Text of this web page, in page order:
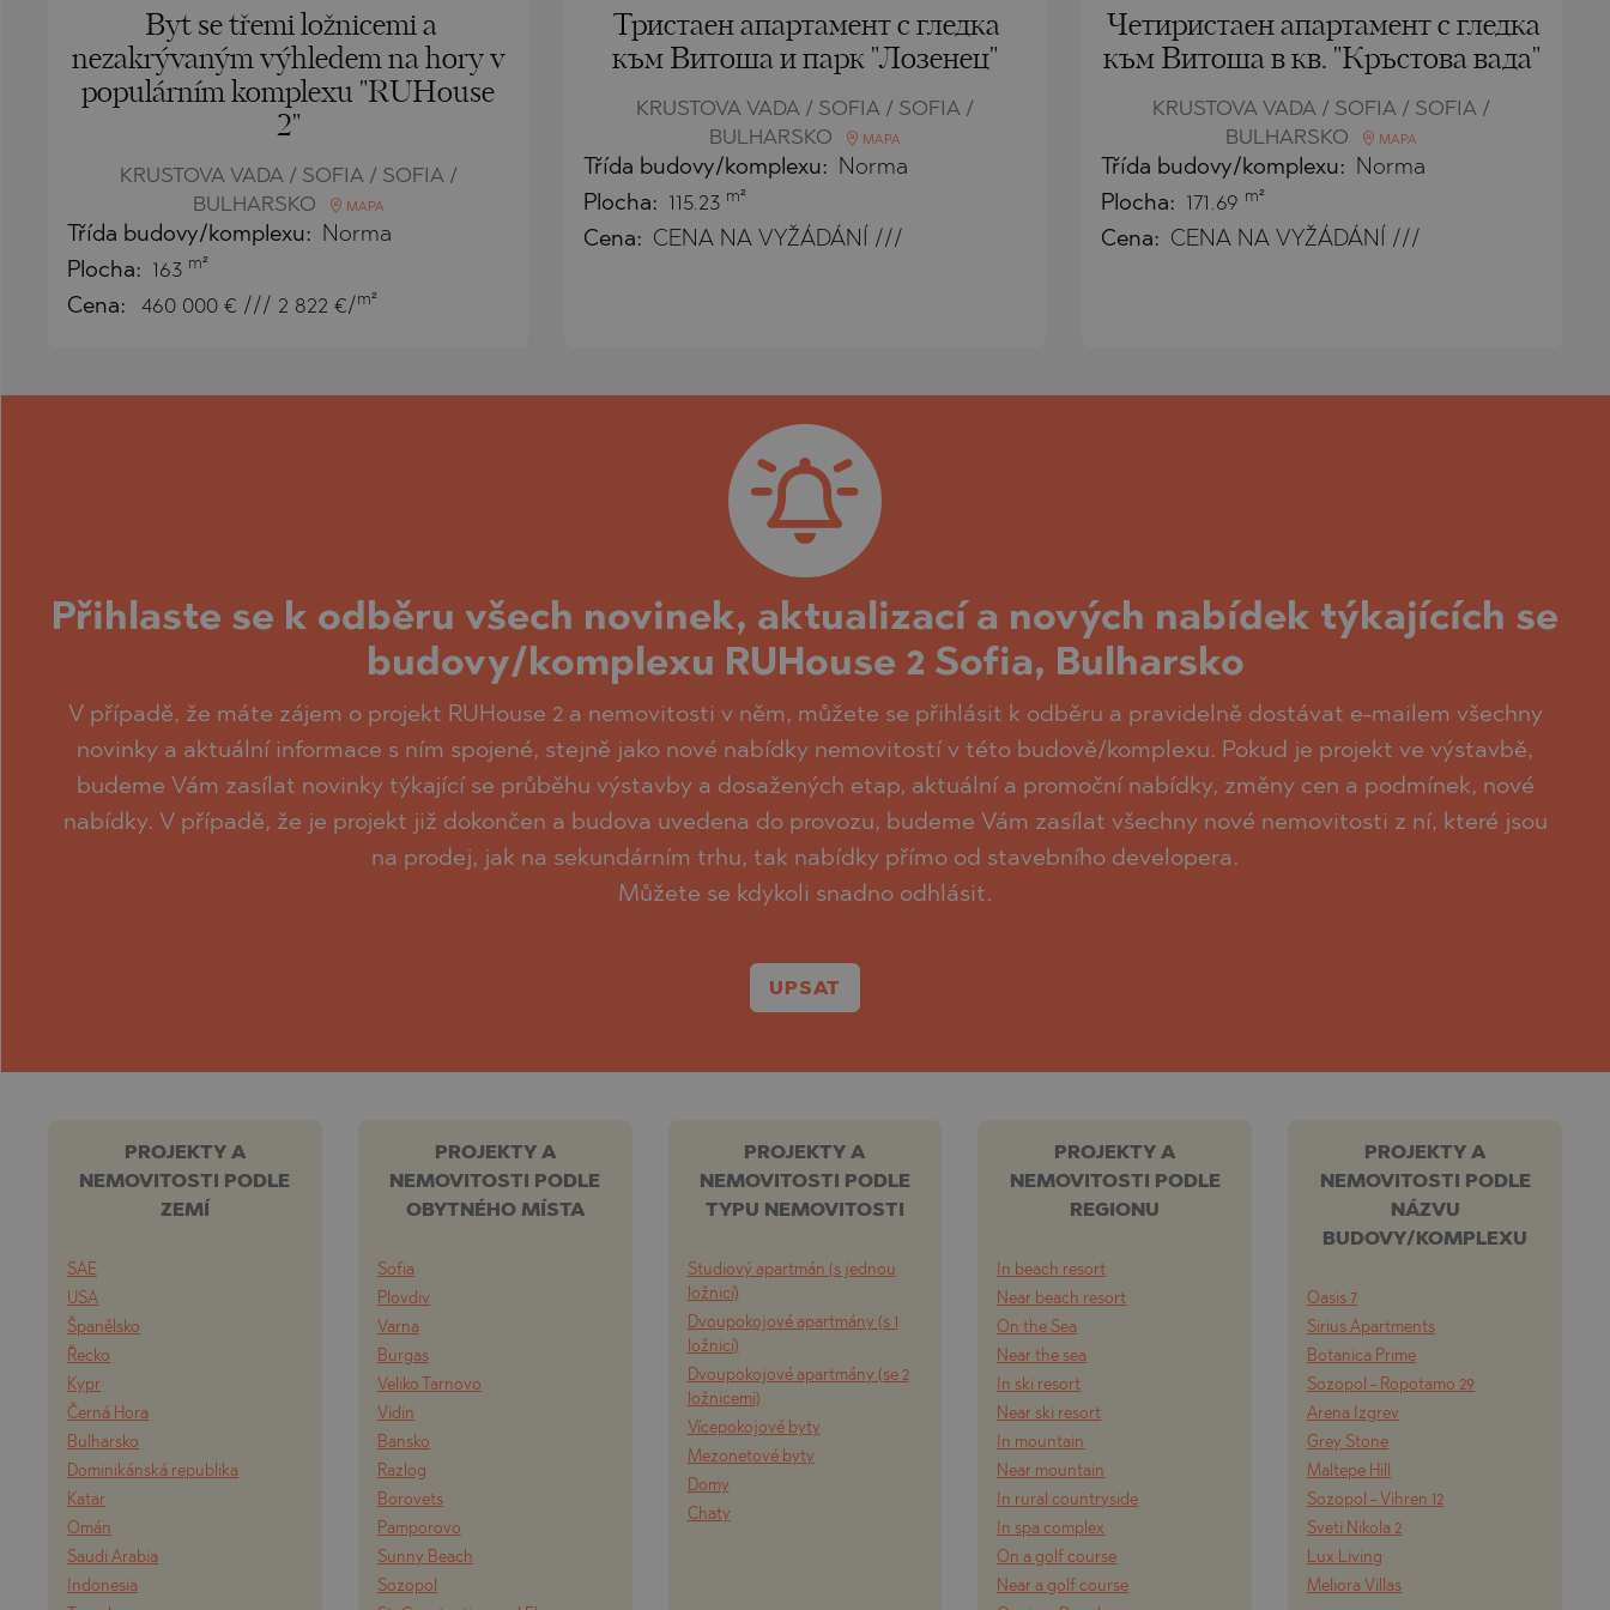
Byt se třemi ložnicemi a
nezakrývaným výhledem na hory v
populárním komplexu "RUHouse
2"
KRUSTOVA VADA / SOFIA / SOFIA /
BULHARSKO
MAPA
Třída budovy/komplexu: Norma
Plocha: 163 m²
Cena: 460 000 € /// 2 822 €/ m²
Тристаен апартамент с гледка
към Витоша и парк "Лозенец"
KRUSTOVA VADA / SOFIA / SOFIA /
BULHARSKO
MAPA
Třída budovy/komplexu: Norma
Plocha: 115.23 m²
Cena: CENA NA VYŽÁDÁNÍ ///
Четиристаен апартамент с гледка
към Витоша в кв. "Кръстова вада"
KRUSTOVA VADA / SOFIA / SOFIA /
BULHARSKO
MAPA
Třída budovy/komplexu: Norma
Plocha: 171.69 m²
Cena: CENA NA VYŽÁDÁNÍ ///
Přihlaste se k odběru všech novinek, aktualizací a nových nabídek týkajících se
budovy/komplexu RUHouse 2 Sofia, Bulharsko
V případě, že máte zájem o projekt RUHouse 2 a nemovitosti v něm, můžete se přihlásit k odběru a pravidelně dostávat e-mailem všechny
novinky a aktuální informace s ním spojené, stejně jako nové nabídky nemovitostí v této budově/komplexu. Pokud je projekt ve výstavbě,
budeme Vám zasílat novinky týkající se průběhu výstavby a dosažených etap, aktuální a promoční nabídky, změny cen a podmínek, nové
nabídky. V případě, že je projekt již dokončen a budova uvedena do provozu, budeme Vám zasílat všechny nové nemovitosti z ní, které jsou
na prodej, jak na sekundárním trhu, tak nabídky přímo od stavebního developera.
Můžete se kdykoli snadno odhlásit.
UPSAT
PROJEKTY A
NEMOVITOSTI PODLE
ZEMÍ
SAE
USA
Španělsko
Řecko
Kypr
Černá Hora
Bulharsko
Dominikánská republika
Katar
Omán
Saudi Arabia
Indonesia
PROJEKTY A
NEMOVITOSTI PODLE
OBYTNÉHO MÍSTA
Sofia
Plovdiv
Varna
Burgas
Veliko Tarnovo
Vidin
Bansko
Razlog
Borovets
Pamporovo
Sunny Beach
Sozopol
PROJEKTY A
NEMOVITOSTI PODLE
TYPU NEMOVITOSTI
Studiový apartmán (s jednou
ložnicí)
Dvoupokojové apartmány (s 1
ložnicí)
Dvoupokojové apartmány (se 2
ložnicemi)
Vícepokojové byty
Mezonetové byty
Domy
Chaty
PROJEKTY A
NEMOVITOSTI PODLE
REGIONU
In beach resort
Near beach resort
On the Sea
Near the sea
In ski resort
Near ski resort
In mountain
Near mountain
In rural countryside
In spa complex
On a golf course
Near a golf course
PROJEKTY A
NEMOVITOSTI PODLE
NÁZVU
BUDOVY/KOMPLEXU
Oasis 7
Sirius Apartments
Botanica Prime
Sozopol - Ropotamo 29
Arena Izgrev
Grey Stone
Maltepe Hill
Sozopol - Vihren 12
Sveti Nikola 2
Lux Living
Meliora Villas
SERBIAN
CZECH